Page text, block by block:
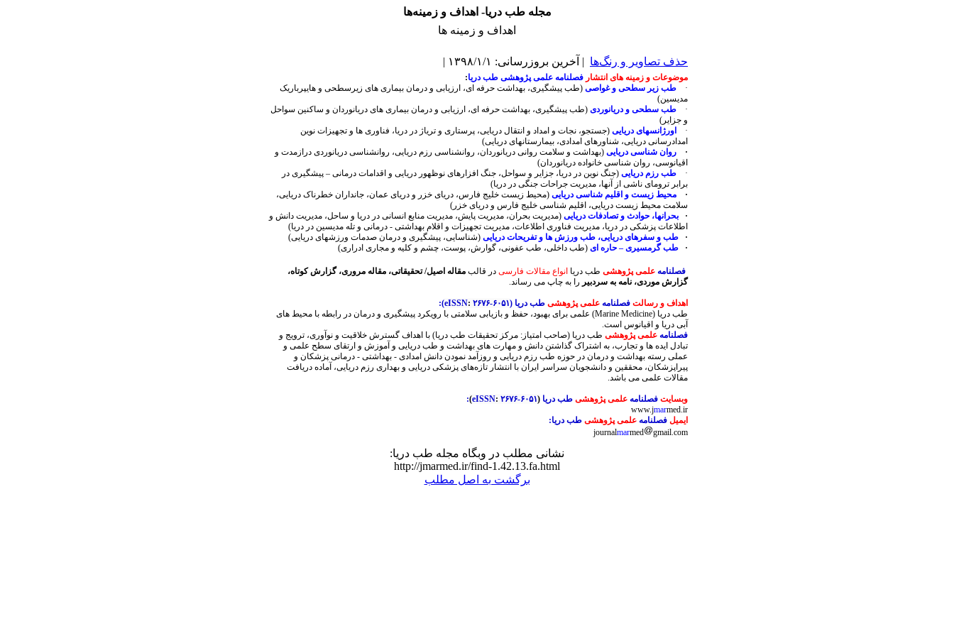
مجله طب دریا- اهداف و زمینه‌ها
اهداف و زمینه ها
حذف تصاویر و رنگ‌ها | آخرین بروزرسانی: ۱۳۹۸/۱/۱ |
موضوعات و زمینه های انتشار فصلنامه علمی پژوهشی طب دریا:
· طب زیر سطحی و غواصی (طب پیشگیری، بهداشت حرفه ای، ارزیابی و درمان بیماری های زیرسطحی و هایپرباریک
‌مدیسین)
· طب سطحی و دریانوردی (طب پیشگیری، بهداشت حرفه ای، ارزیابی و درمان بیماری های دریانوردان و ساکنین سواحل
و جزایر)
·
اورژانسهای دریایی (جستجو، نجات و امداد و انتقال دریایی، پرستاری و تریاژ در دریا، فناوری ها و تجهیزات نوین
امدادرسانی دریایی، شناورهای امدادی، بیمارستانهای دریایی)
· روان شناسی دریایی (بهداشت و سلامت روانی دریانوردان، روانشناسی رزم دریایی، روانشناسی دریانوردی درازمدت و
اقیانوسی، روان شناسی خانواده دریانوردان)
· طب رزم دریایی (جنگ نوین در دریا، جزایر و سواحل، جنگ افزارهای نوظهور دریایی و اقدامات درمانی – پیشگیری در
برابر ترومای ناشی از آنها، مدیریت جراحات جنگی در دریا)
· محیط زیست و اقلیم شناسی دریایی (محیط زیست خلیج فارس، دریای خزر و دریای عمان، جانداران خطرناک دریایی،
سلامت محیط زیست دریایی، اقلیم شناسی خلیج فارس و دریای خزر)
· بحرانها، حوادث و تصادفات دریایی (مدیریت بحران، مدیریت پایش، مدیریت منابع انسانی در دریا و ساحل، مدیریت دانش و
اطلاعات پزشکی در دریا، مدیریت فناوری اطلاعات، مدیریت تجهیزات و اقلام بهداشتی - درمانی و تله مدیسین در دریا)
· طب و سفرهای دریایی، طب ورزش ها و تفریحات دریایی (شناسایی، پیشگیری و درمان صدمات ورزشهای دریایی)
· طب گرمسیری – حاره ای (طب داخلی، طب عفونی، گوارش، پوست، چشم و کلیه و مجاری ادراری)
فصلنامه علمی پژوهشی طب دریا انواع مقالات فارسی در قالب مقاله اصیل/ تحقیقاتی، مقاله مروری، گزارش کوتاه،
گزارش موردی، نامه به سردبیر را به چاپ می رساند.
اهداف و رسالت فصلنامه علمی پژوهشی طب دریا ( eISSN: ۲۶۷۶-۶۰۵۱
):
طب دریا (Marine Medicine) علمی برای بهبود، حفظ و بازیابی سلامتی با رویکرد پیشگیری و درمان در رابطه با محیط های
آبی دریا و اقیانوس است.
فصلنامه علمی پژوهشی طب دریا (صاحب امتیاز: مرکز تحقیقات طب دریا) با اهداف گسترش خلاقیت و نوآوری، ترویج و
تبادل ایده ها و تجارب، به اشتراک گذاشتن دانش و مهارت های بهداشت و طب دریایی و آموزش و ارتقای سطح علمی و
عملی رسته بهداشت و درمان در حوزه طب رزم دریایی و روزآمد نمودن دانش امدادی - بهداشتی - درمانی پزشکان و
پیراپزشکان، محققین و دانشجویان سراسر ایران با انتشار تازه‌های پزشکی دریایی و بهداری رزم دریایی، آماده دریافت
مقالات علمی می باشد.
وبسایت فصلنامه علمی پژوهشی طب دریا (
eISSN: ۲۶۷۶-۶۰۵۱ )
:
www.jmarmed.ir
ایمیل فصلنامه علمی پژوهشی طب دریا:
journalmarmed gmail.com
نشانی مطلب در وبگاه مجله طب دریا:
http://jmarmed.ir/find-1.42.13.fa.html
برگشت به اصل مطلب